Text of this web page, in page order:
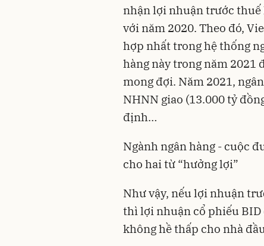
nhận lợi nhuận trước thuế
với năm 2020. Theo đó,
hợp nhất trong hệ thống
hàng này trong năm 2021
mong đợi. Năm 2021,
NHNN giao (13.000 tỷ
định…
Ngành ngân hàng - cuộc
cho hai từ “hưởng lợi”
Như vậy, nếu lợi nhuận
thì lợi nhuận cổ phiếu
không hề thấp cho nhà